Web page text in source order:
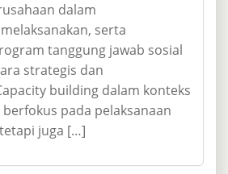
dalam
serta
tanggung jawab sosial
strategis dan
building dalam konteks
berfokus pada pelaksanaan
juga […]